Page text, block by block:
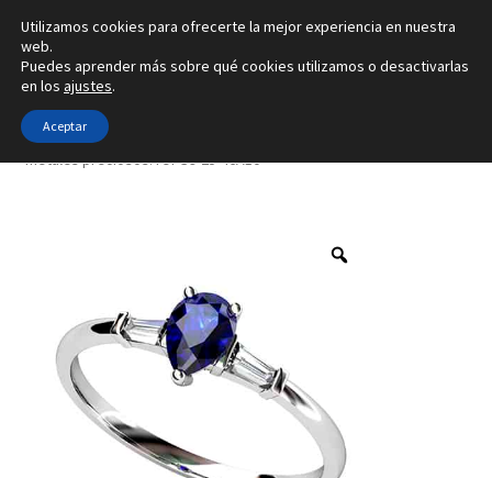
Ir
a
la
navegación
Ir
al
contenido
Inicio
Alianzas
Colgantes
Sobre nosotros
Inicio Tipo de joya
metales preciosos. ref-S9-25-46A10
Utilizamos cookies para ofrecerte la mejor experiencia en nuestra
web.
Puedes aprender más sobre qué cookies utilizamos o desactivarlas
en los ajustes.
Aceptar